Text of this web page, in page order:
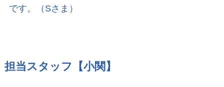
です。（Sさま）
担当スタッフ【小関】